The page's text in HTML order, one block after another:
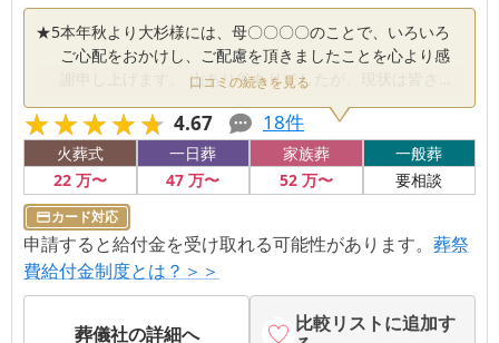
★5本年秋より大杉様には、母〇〇〇〇のことで、いろいろ
ご心配をおかけし、ご配慮を頂きましたことを心より感
謝申し上げます。 山あり谷ありでしたが、現状は皆さま
き抜いている生命力に家族の方が勇気を貰っておりま
す。 今後とも宜しくお願い申し上げます。 IM
口コミの続きを見る
★★★★★
★★★★★ 4.67 18件
火葬式
22万〜
一日葬
47 万〜
家族葬
52万〜
一般葬
要相談
カード対応
申請すると給付金を受け取れる可能性があります。 葬祭
費給付金制度とは？＞＞
葬儀社の詳細へ
比較リストに追加す